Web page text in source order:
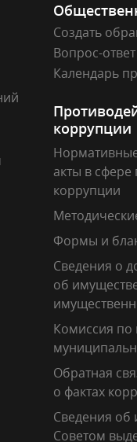
Создать
Вопрос-ответ
Календарь
коррупции
акты в сфере
коррупции
Формы и
Сведения о
об
Комиссия по
Обратная
о фактах
Сведения об
Советом